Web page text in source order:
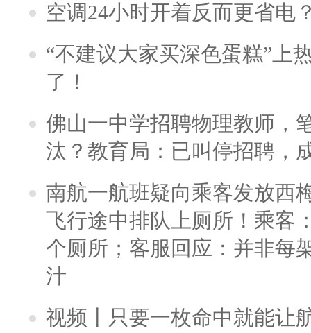
空调24小时开着反而更省电
“不建议大家买深色蛋糕”上
了！
佛山一中学招聘物理教师，
汰？教育局：已叫停招聘，
南航一航班疑向乘客发放西
飞行途中排队上厕所！乘客
个厕所；客服回应：并非每
汁
视频丨只要一枚命中就能让